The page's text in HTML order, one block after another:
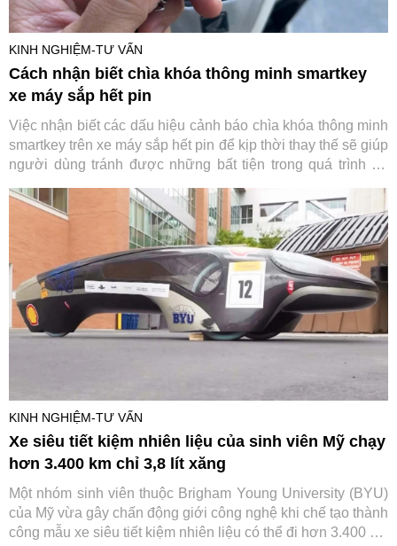
KINH NGHIỆM-TƯ VẤN
Cách nhận biết chìa khóa thông minh smartkey
xe máy sắp hết pin
Việc nhận biết các dấu hiệu cảnh báo chìa khóa thông minh
smartkey trên xe máy sắp hết pin để kịp thời thay thế sẽ giúp
người dùng tránh được những bất tiện trong quá trình sử
KINH NGHIỆM-TƯ VẤN
Xe siêu tiết kiệm nhiên liệu của sinh viên Mỹ chạy
hơn 3.400 km chỉ 3,8 lít xăng
Một nhóm sinh viên thuộc Brigham Young University (BYU)
của Mỹ vừa gây chấn động giới công nghệ khi chế tạo thành
công mẫu xe siêu tiết kiệm nhiên liệu có thể đi hơn 3.400 km